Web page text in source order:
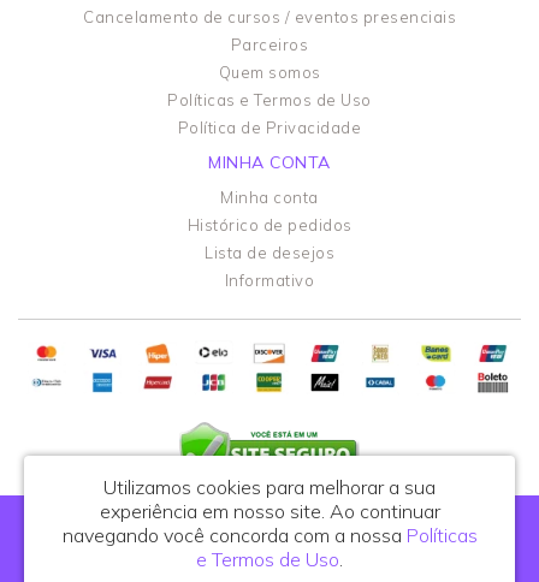
Cancelamento de cursos / eventos presenciais
Parceiros
Quem somos
Políticas e Termos de Uso
Política de Privacidade
MINHA CONTA
Minha conta
Histórico de pedidos
Lista de desejos
Informativo
Portal do Podólogo - CNPJ: 44.108.762/0001-81
R. Celso de Azevedo Marques, 395, cj. 25 - São Paulo/SP - CEP: 03122-010
Utilizamos cookies para melhorar a sua
experiência em nosso site. Ao continuar
navegando você concorda com a nossa Políticas
e Termos de Uso.